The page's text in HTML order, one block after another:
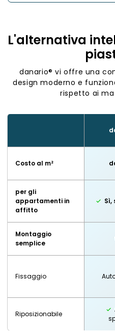
L'alternativa
danario® vi offre una
design moderno e
rispetto ai
Costo al m²
per gli
appartamenti in
affitto
Montaggio
semplice
Fissaggio
Riposizionabile